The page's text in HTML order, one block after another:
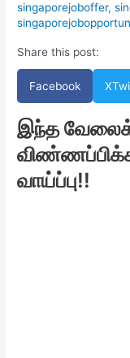
singaporejoboffer,
Share this post:
Facebook X
இந்த
வாய்ப்பு!!